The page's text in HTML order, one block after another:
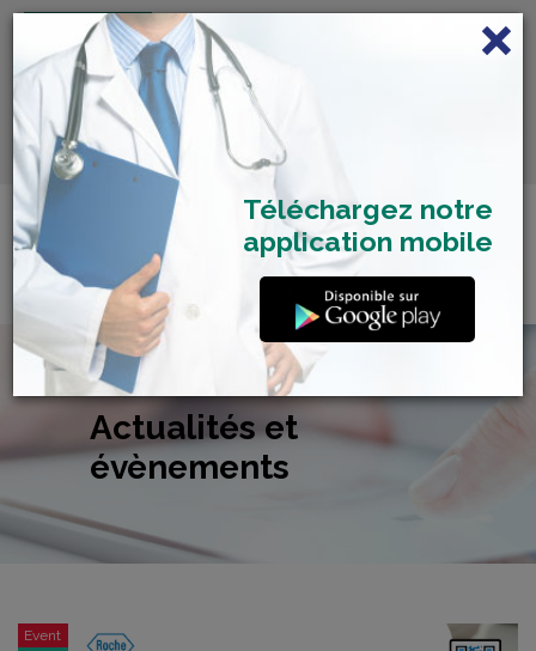
FRANÇAIS
Centre de Check-up Bilan
Santé
Actualités et
évènements
Event
Téléchargez notre
application mobile